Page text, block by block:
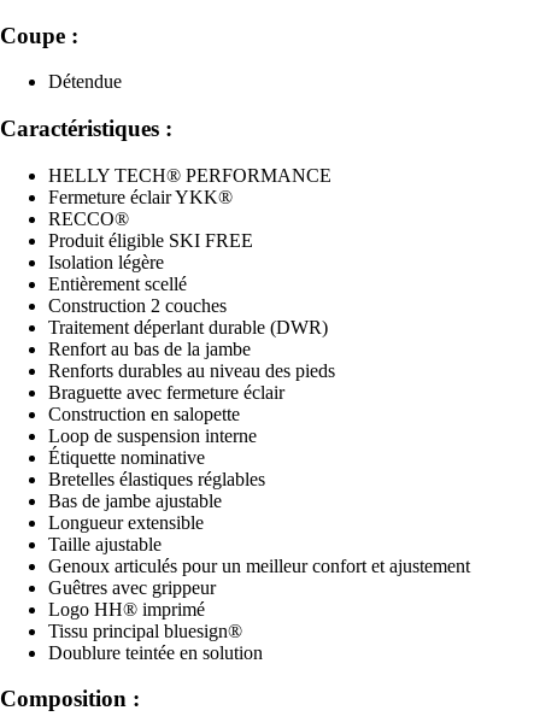
Coupe :
Détendue
Caractéristiques :
HELLY TECH® PERFORMANCE
Fermeture éclair YKK®
RECCO®
Produit éligible SKI FREE
Isolation légère
Entièrement scellé
Construction 2 couches
Traitement déperlant durable (DWR)
Renfort au bas de la jambe
Renforts durables au niveau des pieds
Braguette avec fermeture éclair
Construction en salopette
Loop de suspension interne
Étiquette nominative
Bretelles élastiques réglables
Bas de jambe ajustable
Longueur extensible
Taille ajustable
Genoux articulés pour un meilleur confort et ajustement
Guêtres avec grippeur
Logo HH® imprimé
Tissu principal bluesign®
Doublure teintée en solution
Composition :